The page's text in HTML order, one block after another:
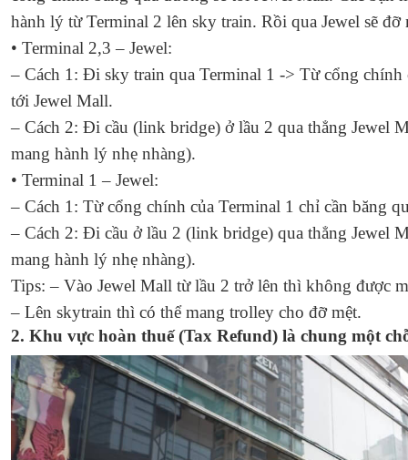
hành lý từ Terminal 2 lên sky train. Rồi qua Jewel sẽ đỡ
• Terminal 2,3 – Jewel:
– Cách 1: Đi sky train qua Terminal 1 -> Từ cổng chính
tới Jewel Mall.
– Cách 2: Đi cầu (link bridge) ở lầu 2 qua thẳng Jewel
mang hành lý nhẹ nhàng).
• Terminal 1 – Jewel:
– Cách 1: Từ cổng chính của Terminal 1 chỉ cần băng
– Cách 2: Đi cầu ở lầu 2 (link bridge) qua thẳng Jewel
mang hành lý nhẹ nhàng).
Tips:– Vào Jewel Mall từ lầu 2 trở lên thì không được
– Lên skytrain thì có thể mang trolley cho đỡ mệt.
2. Khu vực hoàn thuế (Tax Refund) là chung một